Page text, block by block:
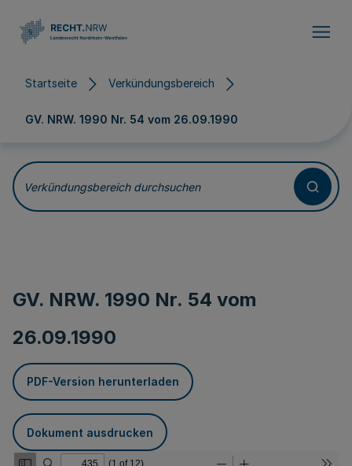
Startseite Verkündungsbereich
GV. NRW. 1990 Nr. 54 vom 26.09.1990
Verkündungsbereich durchsuchen
GV. NRW. 1990 Nr. 54 vom
26.09.1990
PDF-Version herunterladen
Dokument ausdrucken